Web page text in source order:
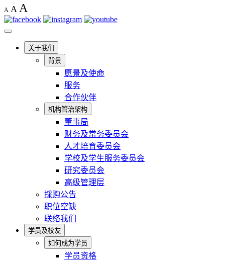
A A A
关于我们
背景
愿景及使命
服务
合作伙伴
机构管治架构
董事局
财务及常务委员会
人才培育委员会
学校及学生服务委员会
研究委员会
高级管理层
採购公告
职位空缺
联络我们
学员及校友
如何成为学员
学员资格